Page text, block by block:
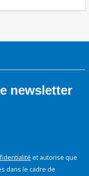
newsletter
et autorise que
dans le cadre de